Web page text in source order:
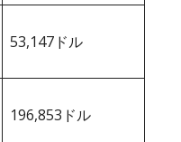
53,147ドル
196,853ドル